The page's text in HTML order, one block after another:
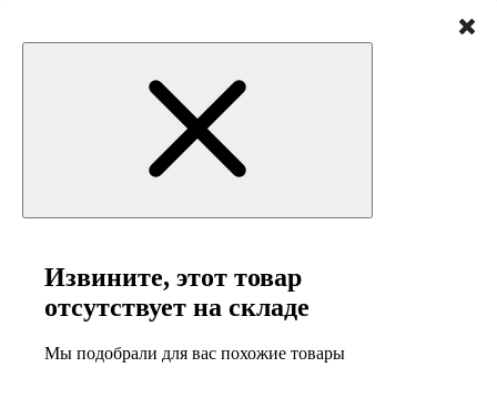
Извините, этот товар
отсутствует на складе
Мы подобрали для вас похожие товары